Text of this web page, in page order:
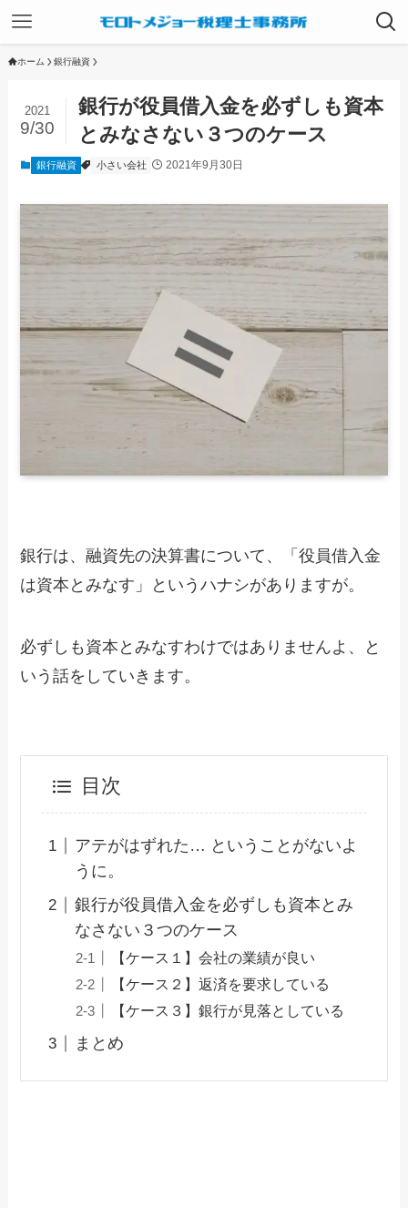
ホーム 銀行融資
銀行が役員借入金を必ずしも資本
とみなさない３つのケース
2021
9/30
銀行融資 小さい会社 2021年9月30日
銀行は、融資先の決算書について、「役員借入金
は資本とみなす」というハナシがありますが。
必ずしも資本とみなすわけではありませんよ、と
いう話をしていきます。
目次
アテがはずれた… ということがないよ
うに。
銀行が役員借入金を必ずしも資本とみ
なさない３つのケース
【ケース１】会社の業績が良い
【ケース２】返済を要求している
【ケース３】銀行が見落としている
まとめ